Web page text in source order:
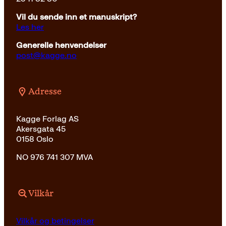
Vil du sende inn et manuskript?
Les her
Generelle henvendelser
post@kagge.no
Adresse
Kagge Forlag AS
Akersgata 45
0158 Oslo
NO 976 741 307 MVA
Vilkår
Vilkår og betingelser